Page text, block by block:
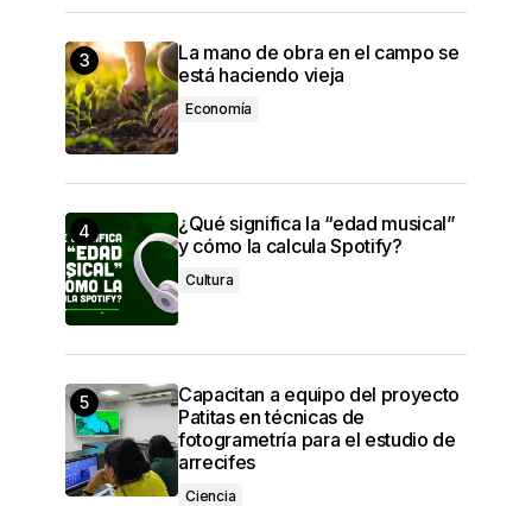
La mano de obra en el campo se
está haciendo vieja
Economía
¿Qué significa la “edad musical”
y cómo la calcula Spotify?
Cultura
Capacitan a equipo del proyecto
Patitas en técnicas de
fotogrametría para el estudio de
arrecifes
Ciencia